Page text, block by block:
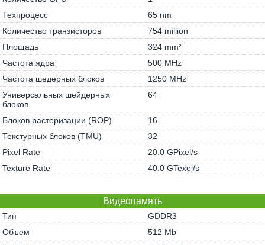
Техпроцесс
65 nm
Количество транзисторов
754 million
Площадь
324 mm²
Частота ядра
500 MHz
Частота шедерных блоков
1250 MHz
Универсальных шейдерных
блоков
64
Блоков растеризации (ROP)
16
Текстурных блоков (TMU)
32
Pixel Rate
20.0 GPixel/s
Texture Rate
40.0 GTexel/s
Видеопамять
Тип
GDDR3
Объем
512 Mb